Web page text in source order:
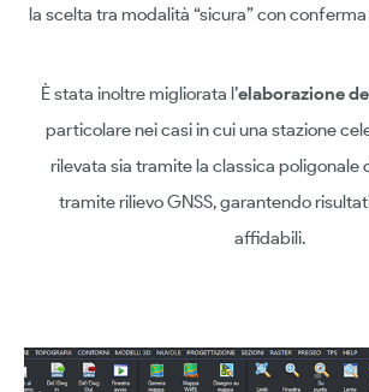
la scelta tra modalità “sicura” con
È stata inoltre migliorata l’elaborazione
particolare nei casi in cui una stazione
rilevata sia tramite la classica poligonale
tramite rilievo GNSS, garantendo
affidabili.